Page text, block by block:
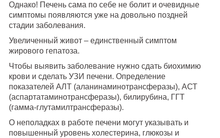
Однако! Печень сама по себе не болит и очевидные
симптомы появляются уже на довольно поздней
стадии заболевания.
Увеличенный живот – единственный симптом
жирового гепатоза.
Чтобы выявить заболевание нужно сдать биохимию
крови и сделать УЗИ печени. Определение
показателей АЛТ (аланинаминотрансферазы), АСТ
(аспартатаминотрансферазы), билирубина, ГГТ
(гамма-глутамилтрансферазы).
О неполадках в работе печени могут указывать и
повышенный уровень холестерина, глюкозы и